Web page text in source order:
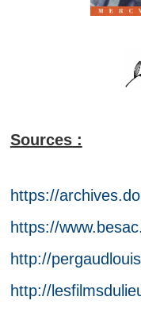
Sources :
https://
https://
http://
http://